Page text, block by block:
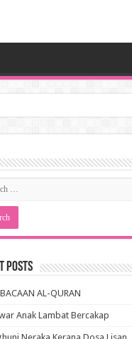
Posts
AL-QURAN
Anak Lambat Bercakap